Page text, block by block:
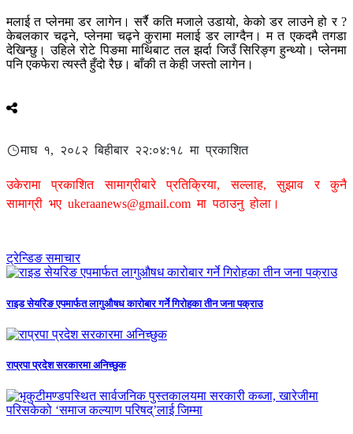
मलाई त प्लेनमा डर लागेन। सर्रै कति मजाले उडायो, केको डर लाउने हो र ?
केबलकार चढ्ने, प्लेनमा चढ्ने कुरामा मलाई डर लाग्दैन। म त एकदमै तगडा
देखिन्छु। उहिले रोटे पिङमा माथिबाट तल झर्दा जिउँ सिरिङ्ग हुन्थ्यो। प्लेनमा
पनि एकफेरा त्यस्तै हुँदो रैछ। बाँकी त केही जस्तो लागेन।
माघ १, २०८२ बिहीबार २२:०४:१८ मा प्रकाशित
उकेरामा प्रकाशित सामाग्रीबारे प्रतिक्रिया, सल्लाह, सुझाव र कुनै
सामाग्री भए ukeraanews@gmail.com मा पठाउनु होला।
ट्रेन्डिङ समाचार
राइड सेयरिङ एपमार्फत लागुऔषध कारोबार गर्ने गिरोहका तीन जना पक्राउ
राप्रपा प्रदेश सरकारमा अनिच्छुक